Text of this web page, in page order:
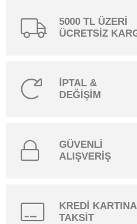
5000 TL ÜZERİ
ÜCRETSİZ
İPTAL &
DEĞİŞİM
GÜVENLİ
ALIŞVERİŞ
KREDİ KARTINA
TAKSİT